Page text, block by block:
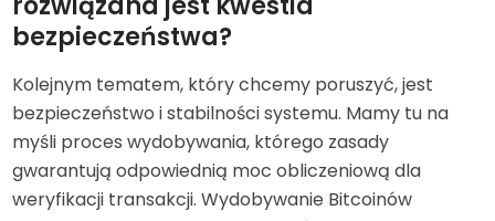
bezpieczeństwa?
Kolejnym tematem, który chcemy poruszyć, jest
bezpieczeństwo i stabilności systemu. Mamy tu na
myśli proces wydobywania, którego zasady
gwarantują odpowiednią moc obliczeniową dla
weryfikacji transakcji. Wydobywanie Bitcoinów